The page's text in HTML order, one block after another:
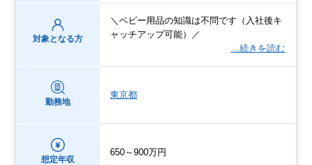
対象となる方
＼ベビー用品の知識は不問です（入社後キ
ャッチアップ可能）／
…続きを読む
勤務地
東京都
想定年収
650～900万円